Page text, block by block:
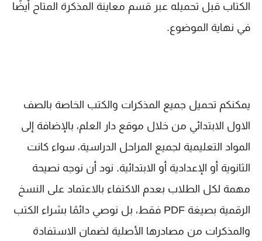
الكتاب قبل تحميله عبر قسم معاينة المذكرة المتاح أيضًا
في نهاية الموضوع.
يمكنكم تحميل جميع المذكرات والكتب الخاصة بالصف
الاول الابتدائي من خلال موقع دار العلم، بالإضافة إلى
المواد التعليمية لجميع المراحل الدراسية، سواء كانت
الثانوية أو الإعدادية أو الابتدائية. نود أن نوجه نصيحة
مهمة لكل الطلاب بعدم الاكتفاء بالاعتماد على النسخ
الرقمية بصيغة PDF فقط، بل نوصي دائمًا بشراء الكتب
والمذكرات من مصادرها الأصلية لضمان الاستفادة